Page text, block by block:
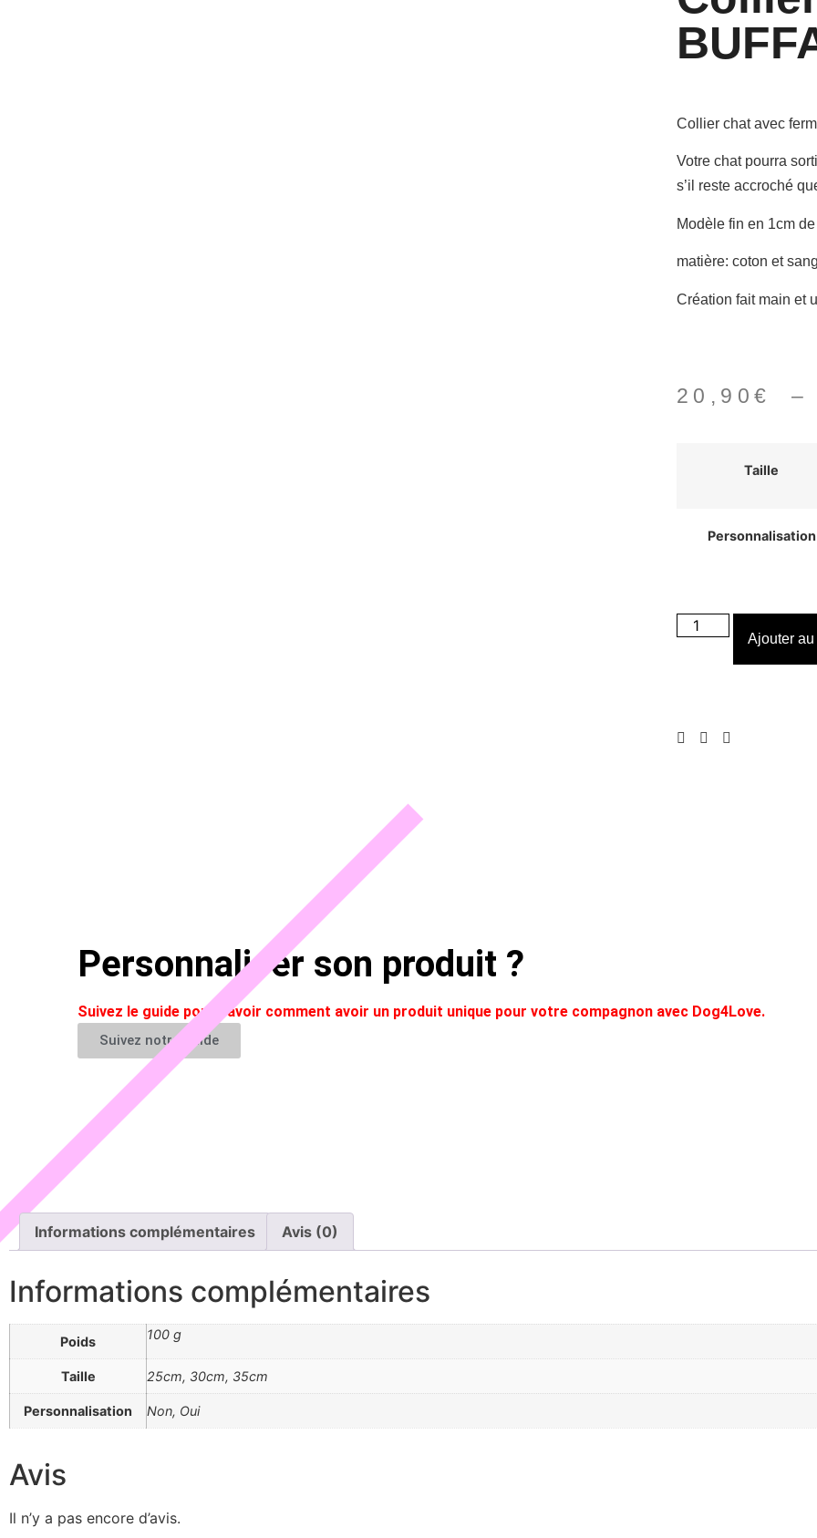
Collier chat avec
Votre chat pourra
s’il reste accroché
Modèle fin en 1cm
matière: coton et
Création fait main et
20,90 € –
Taille
Personnalisation
Ajouter
Personnaliser son produit ?
Suivez le guide pour savoir comment avoir un produit unique pour votre compagnon avec Dog4Love.
Suivez notre guide
Informations complémentaires Avis (0)
Informations complémentaires
Poids 100 g
Taille 25cm, 30cm, 35cm
Personnalisation Non, Oui
Avis
Il n’y a pas encore d’avis.